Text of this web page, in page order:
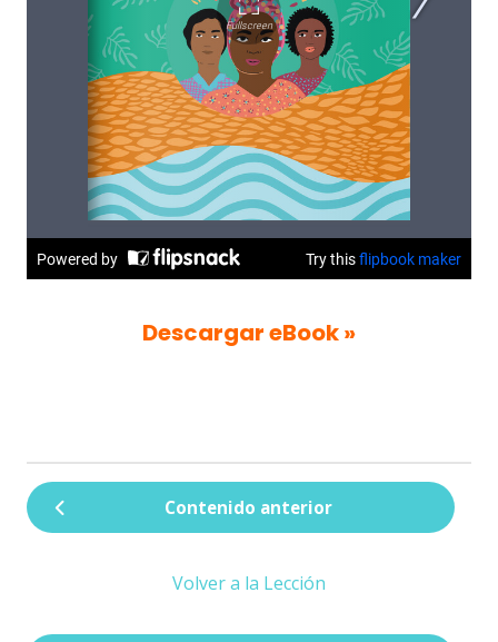
Descargar eBook »
Contenido anterior
Volver a la Lección